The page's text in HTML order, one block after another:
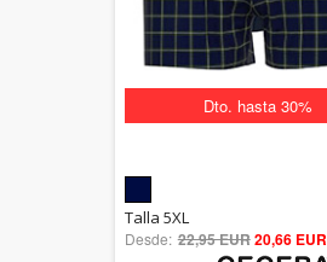
Dto. hasta 30%
out of 5
Talla 5XL
Desde: 22,95 EUR20,66 EUR